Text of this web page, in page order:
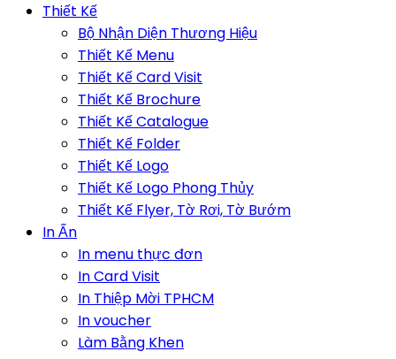
Thiết Kế
Bộ Nhận Diện Thương Hiệu
Thiết Kế Menu
Thiết Kế Card Visit
Thiết Kế Brochure
Thiết Kế Catalogue
Thiết Kế Folder
Thiết Kế Logo
Thiết Kế Logo Phong Thủy
Thiết Kế Flyer, Tờ Rơi, Tờ Bướm
In Ấn
In menu thực đơn
In Card Visit
In Thiệp Mời TPHCM
In voucher
Làm Bằng Khen